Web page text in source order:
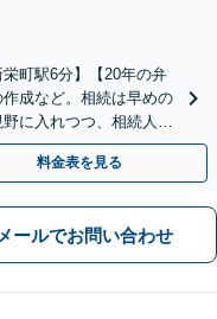
町駅6分】【20年の弁
成など。相続は早めの
に入れつつ、相続人同
料金表を見る
メールでお問い合わせ